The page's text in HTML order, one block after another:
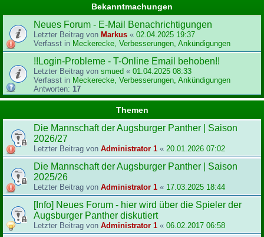
Bekanntmachungen
Neues Forum - E-Mail Benachrichtigungen
Letzter Beitrag von Markus « 02.04.2025 19:37
Verfasst in Meckerecke, Verbesserungen, Ankündigungen
!!Login-Probleme - T-Online Email behoben!!
Letzter Beitrag von smued « 01.04.2025 08:33
Verfasst in Meckerecke, Verbesserungen, Ankündigungen
Antworten: 17
Themen
Die Mannschaft der Augsburger Panther | Saison
2026/27
Letzter Beitrag von Administrator 1 « 20.01.2026 07:02
Die Mannschaft der Augsburger Panther | Saison
2025/26
Letzter Beitrag von Administrator 1 « 17.03.2025 18:44
[Info] Neues Forum - hier wird über die Spieler der
Augsburger Panther diskutiert
Letzter Beitrag von Administrator 1 « 06.02.2017 06:58